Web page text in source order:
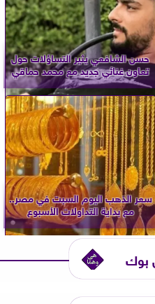
حسن الشافعي يثير التساؤلات حول
تعاون غنائي جديد مع محمد حماقي
سعر الذهب اليوم السبت في مصر..
مع بداية التداولات الأسبوع
بوك